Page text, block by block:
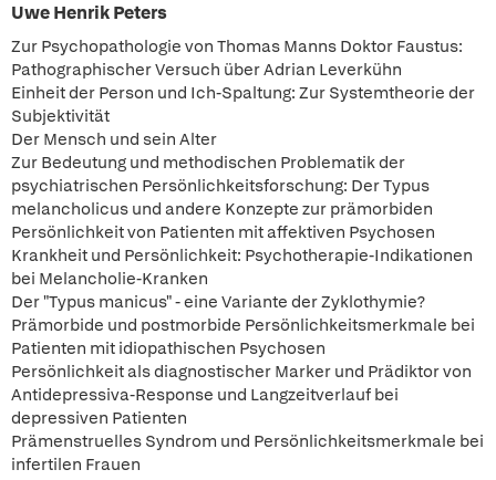
Uwe Henrik Peters
Zur Psychopathologie von Thomas Manns Doktor Faustus:
Pathographischer Versuch über Adrian Leverkühn
Einheit der Person und Ich-Spaltung: Zur Systemtheorie der
Subjektivität
Der Mensch und sein Alter
Zur Bedeutung und methodischen Problematik der
psychiatrischen Persönlichkeitsforschung: Der Typus
melancholicus und andere Konzepte zur prämorbiden
Persönlichkeit von Patienten mit affektiven Psychosen
Krankheit und Persönlichkeit: Psychotherapie-Indikationen
bei Melancholie-Kranken
Der "Typus manicus" - eine Variante der Zyklothymie?
Prämorbide und postmorbide Persönlichkeitsmerkmale bei
Patienten mit idiopathischen Psychosen
Persönlichkeit als diagnostischer Marker und Prädiktor von
Antidepressiva-Response und Langzeitverlauf bei
depressiven Patienten
Prämenstruelles Syndrom und Persönlichkeitsmerkmale bei
infertilen Frauen